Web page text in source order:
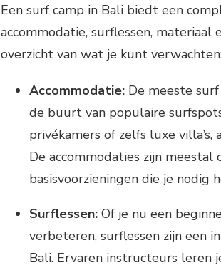
Een surf camp in Bali biedt een
accommodatie, surflessen, materiaal
overzicht van wat je kunt
Accommodatie: De meeste
de buurt van populaire
privékamers of zelfs luxe
De accommodaties zijn
basisvoorzieningen die je nodig
Surflessen: Of je nu een
verbeteren, surflessen zijn een
Bali. Ervaren instructeurs leren